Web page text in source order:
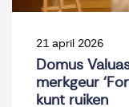
21 april 2026
Domus
merkgeur
kunt ruiken